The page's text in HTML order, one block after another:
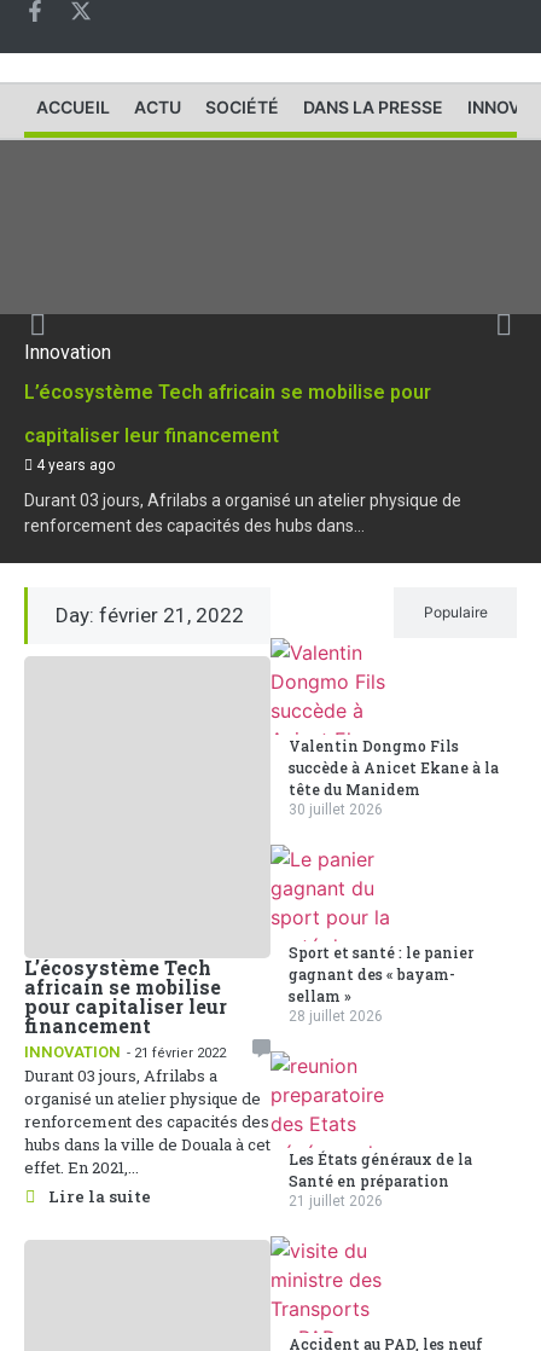
ACCUEIL ACTU SOCIÉTÉ DANS LA PRESSE
Innovation
L’écosystème Tech africain se mobilise pour
capitaliser leur financement
4 years ago
Durant 03 jours, Afrilabs a organisé un atelier physique de
renforcement des capacités des hubs dans...
Day: février 21, 2022
L’écosystème Tech
africain se mobilise
pour capitaliser leur
financement
INNOVATION - 21 février 2022
Durant 03 jours, Afrilabs a
organisé un atelier physique de
renforcement des capacités des
hubs dans la ville de Douala à cet
effet. En 2021,...
Lire la suite
Populaire
Valentin Dongmo Fils
succède à Anicet Ekane à la
tête du Manidem
30 juillet 2026
Sport et santé : le panier
gagnant des « bayam-
sellam »
28 juillet 2026
Les États généraux de la
Santé en préparation
21 juillet 2026
Accident au PAD, les neuf